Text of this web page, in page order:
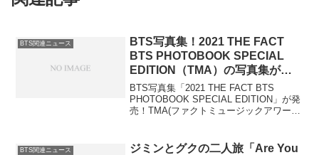
BTS関連ニュース
BTS写真集！2021 THE FACT
BTS PHOTOBOOK SPECIAL
EDITION（TMA）の写真集が
2022年2月発売！予約方法
BTS写真集「2021 THE FACT BTS
PHOTOBOOK SPECIAL EDITION」が発
売！TMA(ファクトミュージックアワー
らの予約。...
BTS関連ニュース
ジミンとグクの二人旅「Are You